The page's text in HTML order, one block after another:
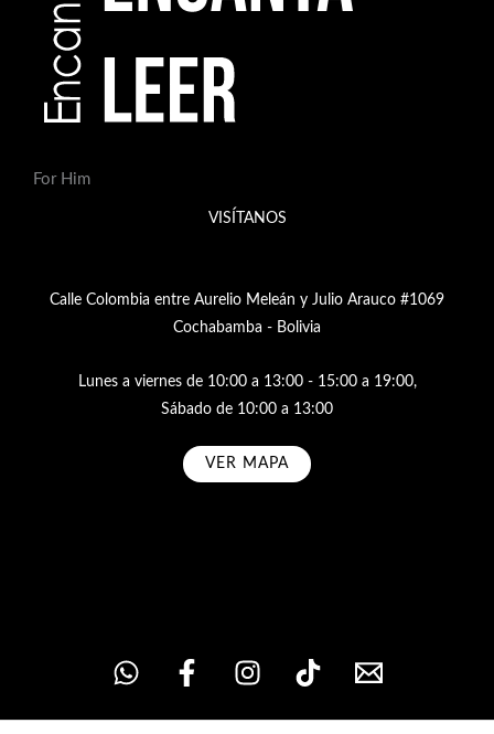
For Him
VISÍTANOS
Calle Colombia entre Aurelio Meleán y Julio Arauco #1069
Cochabamba - Bolivia
Lunes a viernes de 10:00 a 13:00 - 15:00 a 19:00,
Sábado de 10:00 a 13:00
VER MAPA